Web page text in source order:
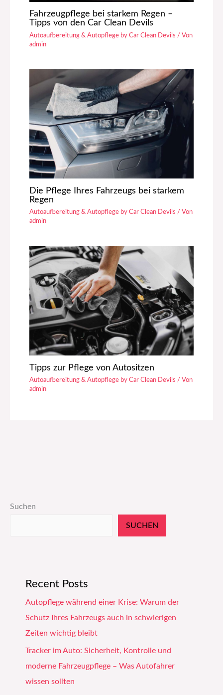
Fahrzeugpflege bei starkem Regen –
Tipps von den Car Clean Devils
Autoaufbereitung & Autopflege by Car Clean Devils / Von
admin
Die Pflege Ihres Fahrzeugs bei starkem
Regen
Autoaufbereitung & Autopflege by Car Clean Devils / Von
admin
Tipps zur Pflege von Autositzen
Autoaufbereitung & Autopflege by Car Clean Devils / Von
admin
Suchen
SUCHEN
Recent Posts
Autopflege während einer Krise: Warum der
Schutz Ihres Fahrzeugs auch in schwierigen
Zeiten wichtig bleibt
Tracker im Auto: Sicherheit, Kontrolle und
moderne Fahrzeugpflege – Was Autofahrer
wissen sollten